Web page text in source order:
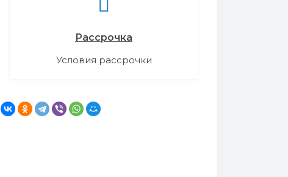
Рассрочка
Условия рассрочки